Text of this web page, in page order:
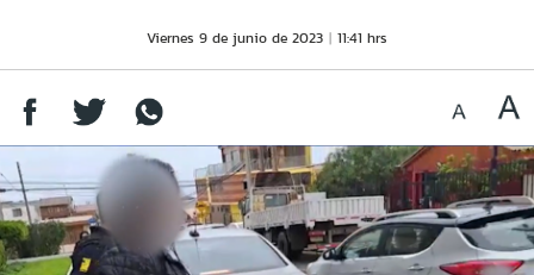
Viernes 9 de junio de 2023 11:41 hrs